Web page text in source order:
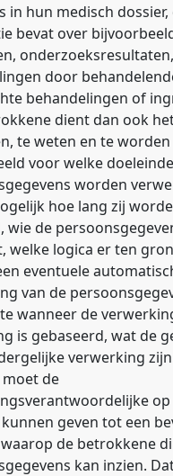
in hun medisch
bevat over
onderzoeksresultaten,
door
behandelingen of
dient dan ook
te weten en te worden
voor welke
worden
hoe lang zij
wie de
welke logica er ten
eventuele
van de
wanneer de
is gebaseerd, wat de
verwerking
de
geven tot een
de betrokkene
kan inzien.